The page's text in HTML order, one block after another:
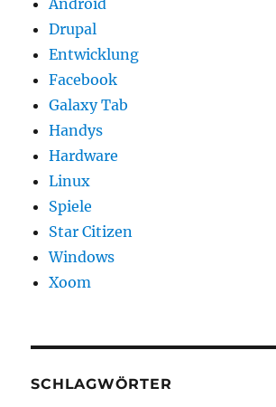
Drupal
Entwicklung
Facebook
Galaxy Tab
Handys
Hardware
Linux
Spiele
Star Citizen
Windows
Xoom
SCHLAGWÖRTER